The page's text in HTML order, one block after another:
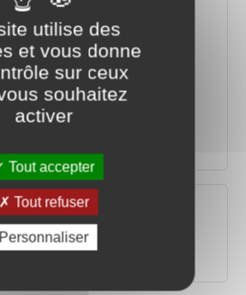
son domicile ?
fournir si l'on vit en couple ?
fournir si l'on est divorcé ou
fournir pour justifier des
impôts ?
française (CNF)
utilise des
et vous donne
sur ceux
souhaitez
activer
Tout accepter
Tout refuser
Personnaliser